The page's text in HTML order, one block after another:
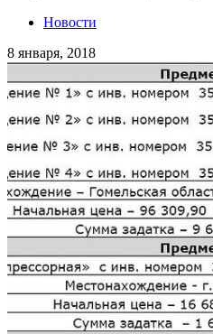
Новости
8 января, 2018